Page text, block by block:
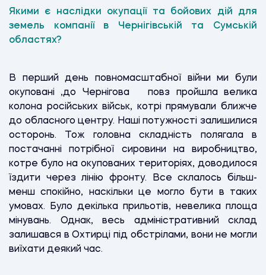
Якими є наслідки окупації та бойових дій для
земель компанії в Чернігівській та Сумській
областях?
В перший день повномасштабної війни ми були
окуповані ,до Чернігова повз пройшла велика
колона російських військ, котрі прямували ближче
до обласного центру. Наші потужності залишилися
осторонь. Тож головна складність полягала в
постачанні потрібної сировини на виробництво,
котре було на окупованих територіях, доводилося
їздити через лінію фронту. Все склалось більш-
менш спокійно, наскільки це могло бути в таких
умовах. Було декілька прильотів, невелика площа
мінувань. Однак, весь адміністративний склад
залишався в Охтирці під обстрілами, вони не могли
виїхати деякий час.